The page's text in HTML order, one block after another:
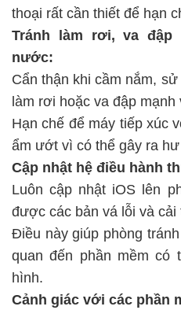
thoại rất cần thiết để hạn
Tránh làm rơi, va
nước:
Cẩn thận khi cầm nắm,
làm rơi hoặc va đập mạnh
Hạn chế để máy tiếp xúc
ẩm ướt vì có thể gây ra
Cập nhật hệ điều hành
Luôn cập nhật iOS lên
được các bản vá lỗi và cải
Điều này giúp phòng
quan đến phần mềm có
hình.
Cảnh giác với các phần